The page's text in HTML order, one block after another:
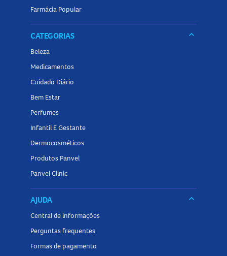
Farmácia Popular
CATEGORIAS keyboard_arrow_down
Beleza
Medicamentos
Cuidado Diário
Bem Estar
Perfumes
Infantil E Gestante
Dermocosméticos
Produtos Panvel
Panvel Clinic
AJUDA keyboard_arrow_down
Central de informações
Perguntas frequentes
Formas de pagamento